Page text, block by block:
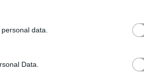
data.
Data.
budapesti
és a főszakács
bál másnapján,
az Operaházban, a
néhány filmet